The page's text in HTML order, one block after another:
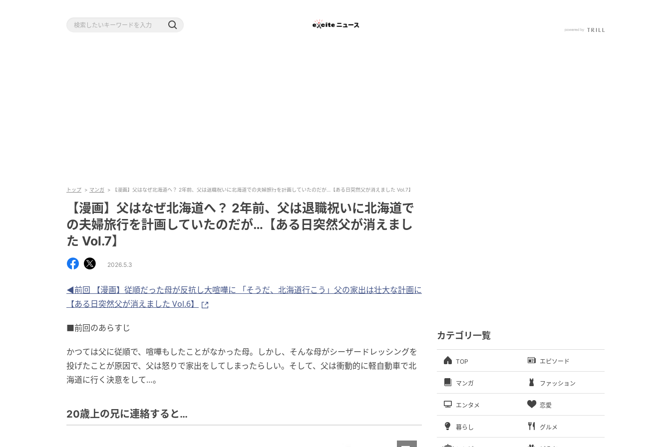
トップ マンガ 【漫画】父はなぜ北海道へ？ 2年前、父は退職祝いに北海道での夫婦旅行を計画していたのだが…【ある日突然父が消えました Vol.7】
【漫画】父はなぜ北海道へ？ 2年前、父は退職祝いに北海道で
の夫婦旅行を計画していたのだが…【ある日突然父が消えまし
た Vol.7】
2026.5.3
◀前回 【漫画】従順だった母が反抗し大喧嘩に 「そうだ、北海道行こう」父の家出は壮大な計画に
【ある日突然父が消えました Vol.6】
■前回のあらすじ
かつては父に従順で、喧嘩もしたことがなかった母。しかし、そんな母がシーザードレッシングを
投げたことが原因で、父は怒りで家出をしてしまったらしい。そして、父は衝動的に軽自動車で北
海道に行く決意をして…。
20歳上の兄に連絡すると…
カテゴリ一覧
TOP エピソード
マンガ ファッション
エンタメ 恋愛
暮らし グルメ